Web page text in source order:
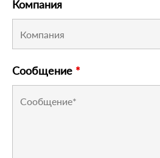
Компания
Сообщение *